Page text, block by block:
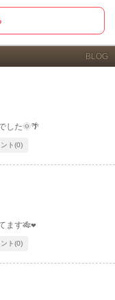
BLOG
した🌞🌴
ト(0)
ます🎋❤️
ト(0)